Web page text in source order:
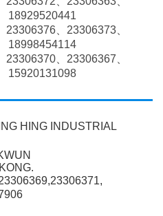
18929520441
23306376、 23306373、
18998454114
23306370、 23306367、
15920131098
HING INDUSTRIAL